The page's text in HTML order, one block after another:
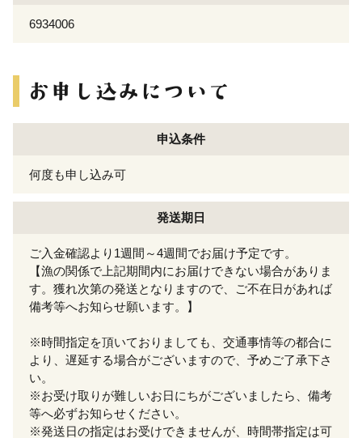
6934006
申込条件
何度も申し込み可
発送期日
ご入金確認より1週間～4週間でお届け予定です。
【漁の関係で上記期間内にお届けできない場合がありま
す。獲れ次第の発送となりますので、ご不在日があれば
備考等へお知らせ願います。】
※時間指定を頂いておりましても、交通事情等の都合に
より、遅延する場合がございますので、予めご了承下さ
い。
※お受け取りが難しいお日にちがございましたら、備考
等へ必ずお知らせください。
※発送日の指定はお受けできませんが、時間帯指定は可